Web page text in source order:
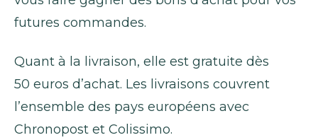
futures commandes.
Quant à la livraison, elle est gratuite dès
50 euros d’achat. Les livraisons couvrent
l’ensemble des pays européens avec
Chronopost et Colissimo.